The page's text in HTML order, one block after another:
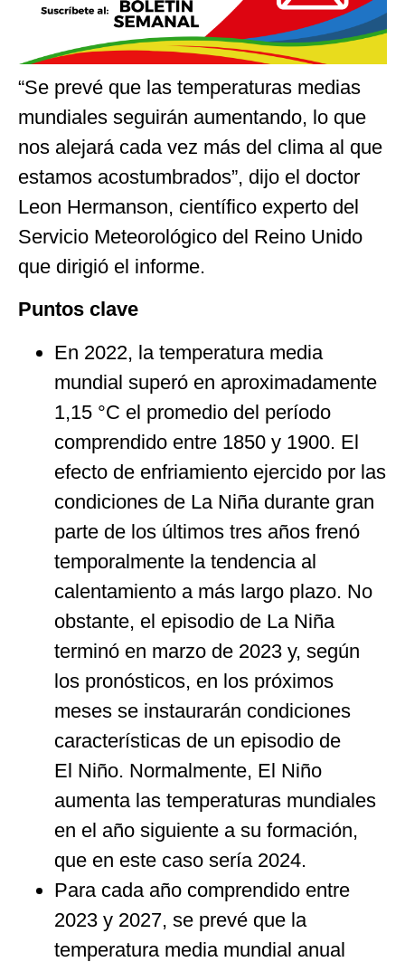
“Se prevé que las temperaturas medias
mundiales seguirán aumentando, lo que
nos alejará cada vez más del clima al que
estamos acostumbrados”, dijo el doctor
Leon Hermanson, científico experto del
Servicio Meteorológico del Reino Unido
que dirigió el informe.
Puntos clave
En 2022, la temperatura media
mundial superó en aproximadamente
1,15 °C el promedio del período
comprendido entre 1850 y 1900. El
efecto de enfriamiento ejercido por las
condiciones de La Niña durante gran
parte de los últimos tres años frenó
temporalmente la tendencia al
calentamiento a más largo plazo. No
obstante, el episodio de La Niña
terminó en marzo de 2023 y, según
los pronósticos, en los próximos
meses se instaurarán condiciones
características de un episodio de
El Niño. Normalmente, El Niño
aumenta las temperaturas mundiales
en el año siguiente a su formación,
que en este caso sería 2024.
Para cada año comprendido entre
2023 y 2027, se prevé que la
temperatura media mundial anual